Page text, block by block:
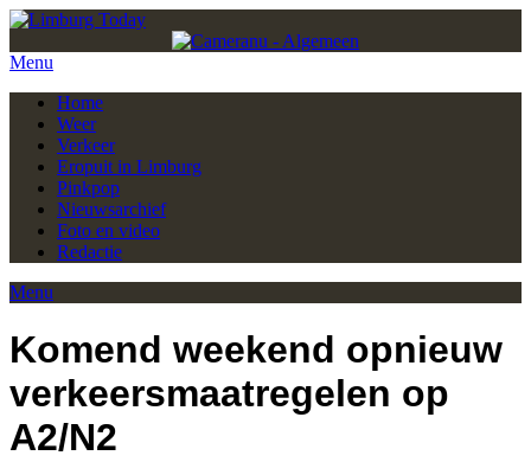
Menu
Home
Weer
Verkeer
Eropuit in Limburg
Pinkpop
Nieuwsarchief
Foto en video
Redactie
Menu
Komend weekend opnieuw
verkeersmaatregelen op
A2/N2